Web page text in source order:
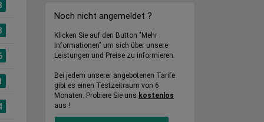
Noch nicht angemeldet ?
Klicken Sie auf den Button "Mehr
Informationen" um sich über unsere
Leistungen und Preise zu informieren.
Bei jedem unserer angebotenen Tarife
gibt es einen Testzeitraum von 6
Monaten. Probiere Sie uns kostenlos
aus !